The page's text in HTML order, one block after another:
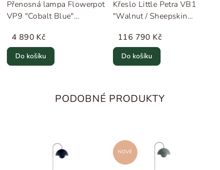
Přenosná lampa Flowerpot
VP9 "Cobalt Blue"
4 890 Kč
Do košíku
Křeslo Little Petra VB1
"Walnut / Sheepskin
116 790 Kč
Do košíku
PODOBNÉ PRODUKTY
NOVÉ